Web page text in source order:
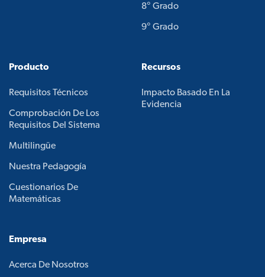
8° Grado
9° Grado
Producto
Requisitos Técnicos
Comprobación De Los
Requisitos Del Sistema
Multilingüe
Nuestra Pedagogía
Cuestionarios De
Matemáticas
Recursos
Impacto Basado En La
Evidencia
Empresa
Acerca De Nosotros